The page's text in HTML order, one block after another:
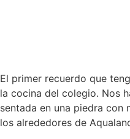
El primer recuerdo que
la cocina del colegio. Nos
sentada en una piedra con
los alrededores de